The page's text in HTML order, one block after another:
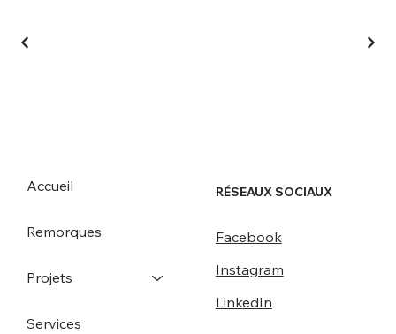
RÉSEAUX SOCIAUX
Facebook
Instagram
LinkedIn
Accueil
Remorques
Projets
Services